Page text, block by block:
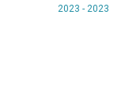
2023 - 2023